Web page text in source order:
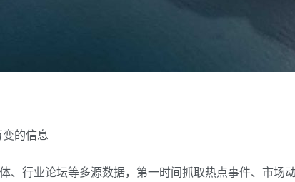
的信息
、行业论坛等多源数据，第一时间抓取热点事件、市场